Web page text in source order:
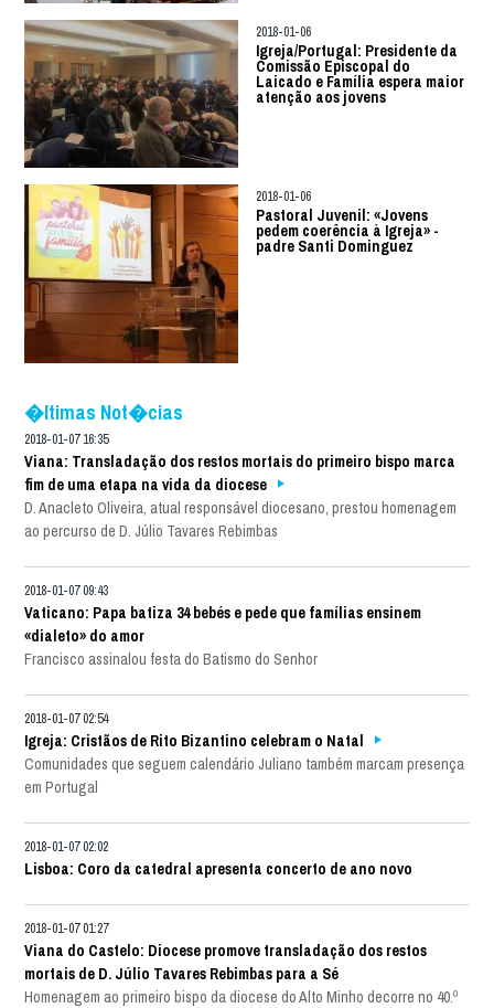
2018-01-06
Igreja/Portugal: Presidente da
Comissão Episcopal do
Laicado e Família espera maior
atenção aos jovens
2018-01-06
Pastoral Juvenil: «Jovens
pedem coerência à Igreja» -
padre Santi Dominguez
�ltimas Not�cias
2018-01-07 16:35
Viana: Transladação dos restos mortais do primeiro bispo marca
fim de uma etapa na vida da diocese
D. Anacleto Oliveira, atual responsável diocesano, prestou homenagem
ao percurso de D. Júlio Tavares Rebimbas
2018-01-07 09:43
Vaticano: Papa batiza 34 bebés e pede que famílias ensinem
«dialeto» do amor
Francisco assinalou festa do Batismo do Senhor
2018-01-07 02:54
Igreja: Cristãos de Rito Bizantino celebram o Natal
Comunidades que seguem calendário Juliano também marcam presença
em Portugal
2018-01-07 02:02
Lisboa: Coro da catedral apresenta concerto de ano novo
2018-01-07 01:27
Viana do Castelo: Diocese promove transladação dos restos
mortais de D. Júlio Tavares Rebimbas para a Sé
Homenagem ao primeiro bispo da diocese do Alto Minho decorre no 40.º